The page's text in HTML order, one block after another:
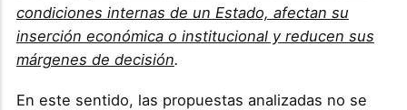
condiciones internas de un Estado, afectan su
inserción económica o institucional y reducen sus
márgenes de decisión.
En este sentido, las propuestas analizadas no se